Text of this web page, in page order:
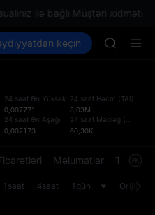
ilə bağlı Müştəri xidməti
Spot Futures SPCX
keçin
SPCX
AAOI
AAOI
SPCX
24 saat Ən Yüksək
0,007771
24 saat Ən Aşağı
0,007173
24 saat Həcm (TAI)
8,03M
24 saat Məbləğ (
60,30K
Məlumatlar
1saat 4saat 1gün Orijinal